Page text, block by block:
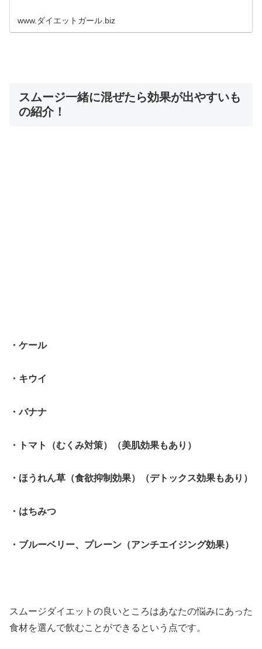
www.ダイエットガール.biz
スムージ一緒に混ぜたら効果が出やすいも
の紹介！
・ケール
・キウイ
・バナナ
・トマト（むくみ対策）（美肌効果もあり）
・ほうれん草（食欲抑制効果）（デトックス効果もあり）
・はちみつ
・ブルーベリー、プレーン（アンチエイジング効果）
スムージダイエットの良いところはあなたの悩みにあった
食材を選んで飲むことができるという点です。